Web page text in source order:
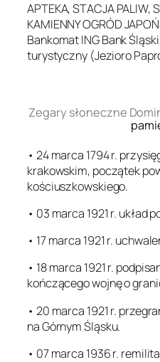
APTEKA, STACJA PALIW,
KAMIENNY OGRÓD
Bankomat ING Bank
turystyczny (Jezioro
Zegary słoneczne
• 24 marca 1794 r.
krakowskim, początek
kościuszkowskiego.
• 03 marca 1921 r. układ
• 17 marca 1921 r.
• 18 marca 1921 r.
kończącego wojnę o
• 20 marca 1921 r.
na Górnym Śląsku.
• 07 marca 1936 r.